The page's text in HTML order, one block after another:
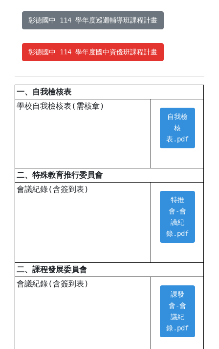
彰德國中 114 學年度巡迴輔導班課程計畫
彰德國中 114 學年度國中資優班課程計畫
一、自我檢核表
學校自我檢核表(需核章)
自我檢
核
表.pdf
二、特殊教育推行委員會
會議紀錄(含簽到表)
特推
會-會
議紀
錄.pdf
二、課程發展委員會
會議紀錄(含簽到表)
課發
會-會
議紀
錄.pdf